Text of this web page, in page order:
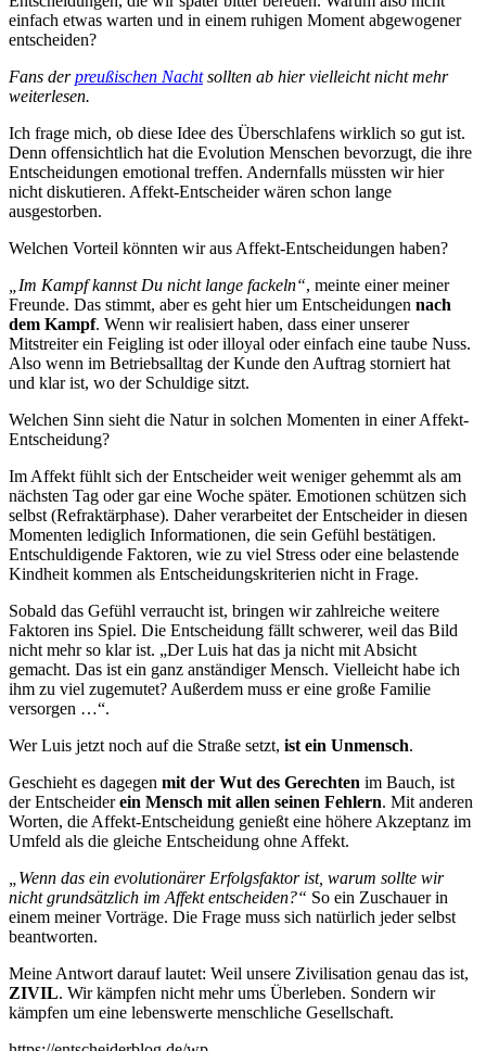
einfach etwas warten und in einem ruhigen Moment abgewogener
entscheiden?
Fans derpreußischen Nachtsollten ab hier vielleicht nicht mehr
weiterlesen.
Ich frage mich, ob diese Idee des Überschlafens wirklich so gut ist.
Denn offensichtlich hat die Evolution Menschen bevorzugt, die ihre
Entscheidungen emotional treffen. Andernfalls müssten wir hier
nicht diskutieren. Affekt-Entscheider wären schon lange
ausgestorben.
Welchen Vorteil könnten wir aus Affekt-Entscheidungen haben?
„Im Kampf kannst Du nicht lange fackeln“, meinte einer meiner
Freunde. Das stimmt, aber es geht hier um Entscheidungen nach
dem Kampf. Wenn wir realisiert haben, dass einer unserer
Mitstreiter ein Feigling ist oder illoyal oder einfach eine taube Nuss.
Also wenn im Betriebsalltag der Kunde den Auftrag storniert hat
und klar ist, wo der Schuldige sitzt.
Welchen Sinn sieht die Natur in solchen Momenten in einer Affekt-
Entscheidung?
Im Affekt fühlt sich der Entscheider weit weniger gehemmt als am
nächsten Tag oder gar eine Woche später. Emotionen schützen sich
selbst (Refraktärphase). Daher verarbeitet der Entscheider in diesen
Momenten lediglich Informationen, die sein Gefühl bestätigen.
Entschuldigende Faktoren, wie zu viel Stress oder eine belastende
Kindheit kommen als Entscheidungskriterien nicht in Frage.
Sobald das Gefühl verraucht ist, bringen wir zahlreiche weitere
Faktoren ins Spiel. Die Entscheidung fällt schwerer, weil das Bild
nicht mehr so klar ist. „Der Luis hat das ja nicht mit Absicht
gemacht. Das ist ein ganz anständiger Mensch. Vielleicht habe ich
ihm zu viel zugemutet? Außerdem muss er eine große Familie
versorgen …“.
Wer Luis jetzt noch auf die Straße setzt, ist ein Unmensch.
Geschieht es dagegen mit der Wut des Gerechten im Bauch, ist
der Entscheiderein Mensch mit allen seinen Fehlern. Mit anderen
Worten, die Affekt-Entscheidung genießt eine höhere Akzeptanz im
Umfeld als die gleiche Entscheidung ohne Affekt.
„Wenn das ein evolutionärer Erfolgsfaktor ist, warum sollte wir
nicht grundsätzlich im Affekt entscheiden?“ So ein Zuschauer in
einem meiner Vorträge. Die Frage muss sich natürlich jeder selbst
beantworten.
Meine Antwort darauf lautet: Weil unsere Zivilisation genau das ist,
ZIVIL. Wir kämpfen nicht mehr ums Überleben. Sondern wir
kämpfen um eine lebenswerte menschliche Gesellschaft.